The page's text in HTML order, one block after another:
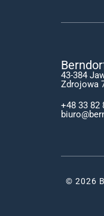
43-384
Zdrojowa
+48 33 82
© 2026